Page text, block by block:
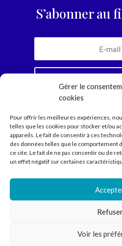
Gérer le
cookies
Pour offrir les meilleures expériences,
telles que les cookies pour stocker et/ou
appareils. Le fait de consentir à ces
des données telles que le comportement
ce site. Le fait de ne pas consentir ou de
un effet négatif sur certaines
Voir les
S’abonner au
mensuelle et jamais plus.
Compagnie Ariadne © 2022 //